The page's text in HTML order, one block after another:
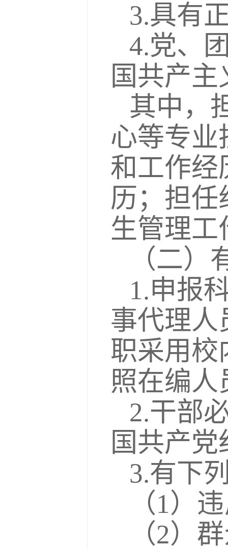
3.具有
4.党、
国共产
其中，
心等专业
和工作经
历；担任
生管理工
（二）
1.申报
事代理人
职采用校
照在编
2.干部
国共产
3.有下
（1）
（2）